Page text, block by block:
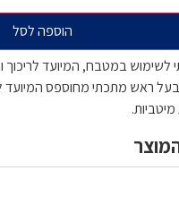
הוספה לסל
לשימוש במטבח, המיועד לריכוך
ראש מתכתי מחוספס המיועד